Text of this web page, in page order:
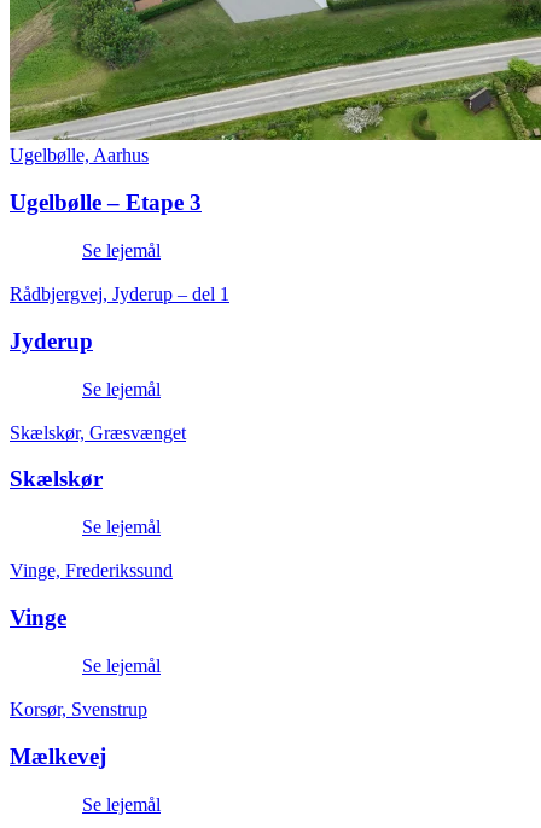
Ugelbølle, Aarhus
Ugelbølle – Etape 3
Se lejemål
Rådbjergvej, Jyderup – del 1
Jyderup
Se lejemål
Skælskør, Græsvænget
Skælskør
Se lejemål
Vinge, Frederikssund
Vinge
Se lejemål
Korsør, Svenstrup
Mælkevej
Se lejemål